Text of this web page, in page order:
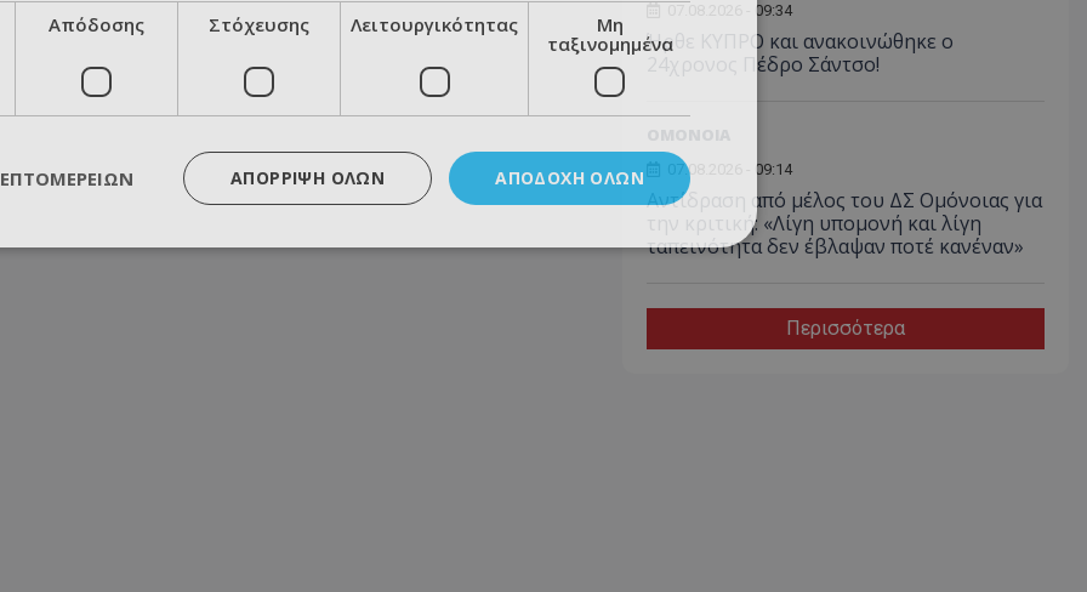
07.08.2026 - 09:34
Ήρθε ΚΥΠΡΟ και ανακοινώθηκε ο
24χρονος Πέδρο Σάντσο!
07.08.2026 - 09:14
Αντίδραση από μέλος του ΔΣ Ομόνοιας για
την κριτική: «Λίγη υπομονή και λίγη
ταπεινότητα δεν έβλαψαν ποτέ κανέναν»
Περισσότερα
Απόδοσης Στόχευσης Λειτουργικότητας
Μη
ταξινομημένα
ΑΠΟΔΟΧΉ ΌΛΩΝ
ΑΠΌΡΡΙΨΗ ΌΛΩΝ